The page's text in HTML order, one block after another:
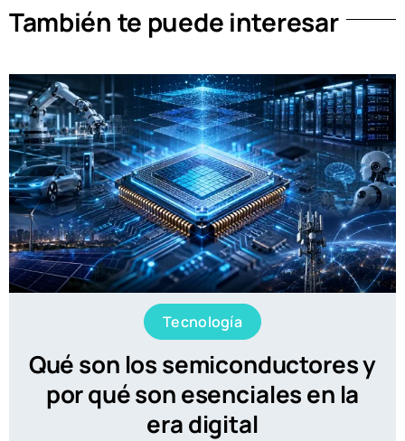
También te puede interesar
Tecnología
Qué son los semiconductores y
por qué son esenciales en la
era digital